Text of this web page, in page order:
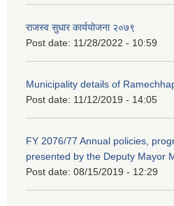
राजस्व सुधार कार्ययोजना २०७९
Post date: 11/28/2022 - 10:59
Municipality details of
Post date: 11/12/2019 - 14:05
FY 2076/77 Annual policies,
presented by the Deputy Mayor
Post date: 08/15/2019 - 12:29